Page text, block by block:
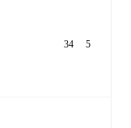
34 5